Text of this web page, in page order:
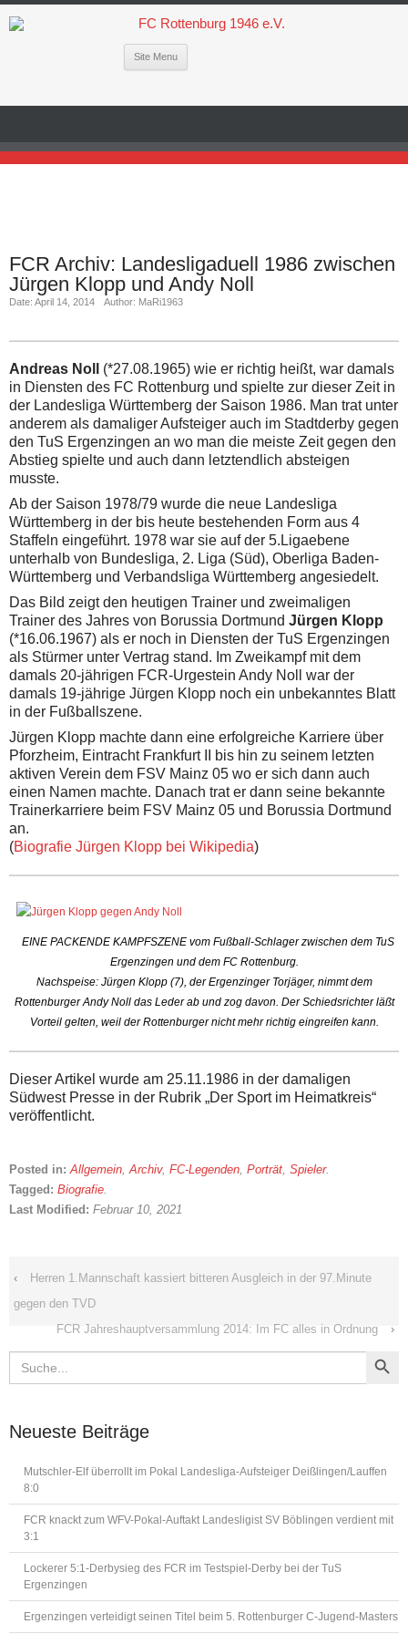
Site Menu
FCR Archiv: Landesligaduell 1986 zwischen
Jürgen Klopp und Andy Noll
Date: April 14, 2014 Author: MaRi1963
Andreas Noll
(*27.08.1965) wie er richtig heißt, war damals
in Diensten des FC Rottenburg und spielte zur dieser Zeit in
der Landesliga Württemberg der Saison 1986. Man trat unter
anderem als damaliger Aufsteiger auch im Stadtderby gegen
den TuS Ergenzingen an wo man die meiste Zeit gegen den
Abstieg spielte und auch dann letztendlich absteigen
musste.
Ab der Saison 1978/79 wurde die neue Landesliga
Württemberg in der bis heute bestehenden Form aus 4
Staffeln eingeführt. 1978 war sie auf der 5.Ligaebene
unterhalb von Bundesliga, 2. Liga (Süd), Oberliga Baden-
Württemberg und Verbandsliga Württemberg angesiedelt.
Das Bild zeigt den heutigen Trainer und zweimaligen
Trainer des Jahres von Borussia Dortmund Jürgen Klopp
(*16.06.1967) als er noch in Diensten der TuS Ergenzingen
als Stürmer unter Vertrag stand. Im Zweikampf mit dem
damals 20-jährigen FCR-Urgestein Andy Noll war der
damals 19-jährige Jürgen Klopp noch ein unbekanntes Blatt
in der Fußballszene.
Jürgen Klopp machte dann eine erfolgreiche Karriere über
Pforzheim, Eintracht Frankfurt II bis hin zu seinem letzten
aktiven Verein dem FSV Mainz 05 wo er sich dann auch
einen Namen machte. Danach trat er dann seine bekannte
Trainerkarriere beim FSV Mainz 05 und Borussia Dortmund
an.
(Biografie Jürgen Klopp bei Wikipedia)
EINE PACKENDE KAMPFSZENE vom Fußball-Schlager zwischen dem TuS
Ergenzingen und dem FC Rottenburg.
Nachspeise: Jürgen Klopp (7), der Ergenzinger Torjäger, nimmt dem
Rottenburger Andy Noll das Leder ab und zog davon. Der Schiedsrichter läßt
Vorteil gelten, weil der Rottenburger nicht mehr richtig eingreifen kann.
Dieser Artikel wurde am 25.11.1986 in der damaligen
Südwest Presse in der Rubrik „Der Sport im Heimatkreis“
veröffentlicht.
Posted in: Allgemein Archiv, FC-Legenden Porträt Spieler.
Tagged: Biografie
Last Modified: Februar 10, 2021
‹
Herren 1.Mannschaft kassiert bitteren Ausgleich in der 97.Minute
gegen den TVD
FCR Jahreshauptversammlung 2014: Im FC alles in Ordnung
›
Search
for:
Search Button
Neueste Beiträge
Mutschler-Elf überrollt im Pokal Landesliga-Aufsteiger Deißlingen/Lauffen
8:0
FCR knackt zum WFV-Pokal-Auftakt Landesligist SV Böblingen verdient mit
3:1
Lockerer 5:1-Derbysieg des FCR im Testspiel-Derby bei der TuS
Ergenzingen
Ergenzingen verteidigt seinen Titel beim 5. Rottenburger C-Jugend-Masters